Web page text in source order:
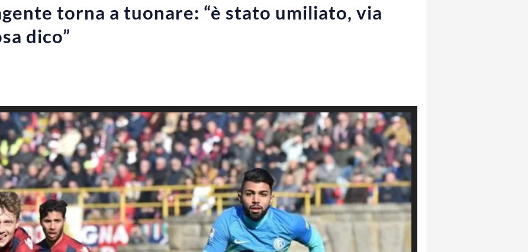
torna a tuonare: “è stato umiliato, via
dico”